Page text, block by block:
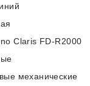
Claris FD-R2000
механические